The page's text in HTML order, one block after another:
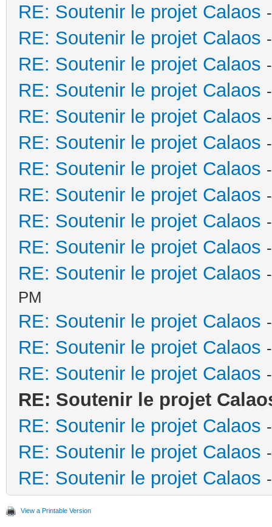
RE: Soutenir le projet Calaos
RE: Soutenir le projet Calaos
RE: Soutenir le projet Calaos
RE: Soutenir le projet Calaos
RE: Soutenir le projet Calaos
RE: Soutenir le projet Calaos
RE: Soutenir le projet Calaos
RE: Soutenir le projet Calaos
RE: Soutenir le projet Calaos
RE: Soutenir le projet Calaos
RE: Soutenir le projet Calaos
PM
RE: Soutenir le projet Calaos
RE: Soutenir le projet Calaos
RE: Soutenir le projet Calaos
RE: Soutenir le projet
RE: Soutenir le projet Calaos
RE: Soutenir le projet Calaos
RE: Soutenir le projet Calaos
View a Printable Version